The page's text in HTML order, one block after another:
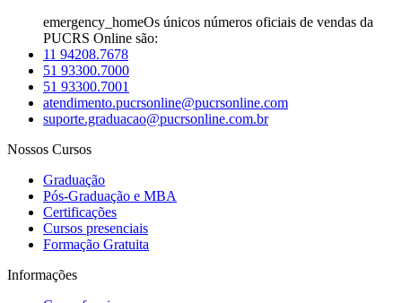
emergency_homeOs únicos números oficiais de vendas da
PUCRS Online são:
11 94208.7678
51 93300.7000
51 93300.7001
atendimento.pucrsonline@pucrsonline.com
suporte.graduacao@pucrsonline.com.br
Nossos Cursos
Graduação
Pós-Graduação e MBA
Certificações
Cursos presenciais
Formação Gratuita
Informações